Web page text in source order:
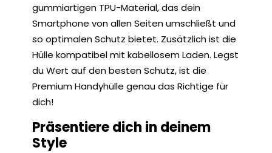
gummiartigen TPU-Material, das dein
Smartphone von allen Seiten umschließt und
so optimalen Schutz bietet. Zusätzlich ist die
Hülle kompatibel mit kabellosem Laden. Legst
du Wert auf den besten Schutz, ist die
Premium Handyhülle genau das Richtige für
dich!
Präsentiere dich in deinem
Style